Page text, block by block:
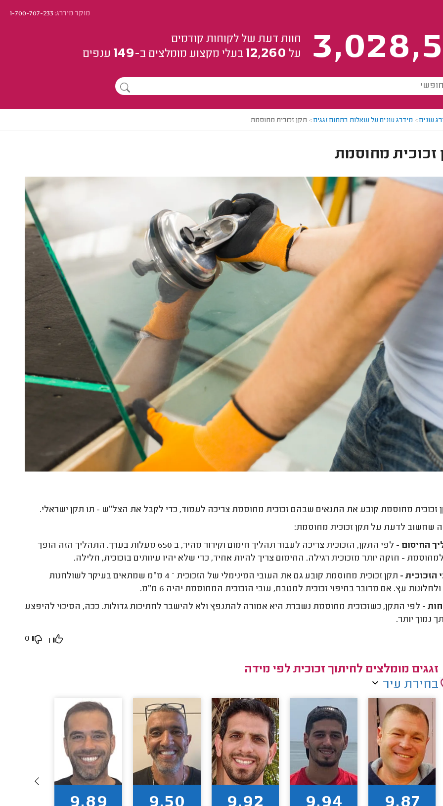
מוקד מידרג:1-700-707-233
חוות דעת של לקוחות קודמים
על 12,260 בעלי מקצוע מומלצים ב-149 ענפים
עונים> מידרג עונים על שאלות בתחום זגגים> תקן זכוכית מחוסמת
זכוכית מחוסמת
זכוכית מחוסמת קובע את התנאים שבהם זכוכית מחוסמת צריכה לעמוד, כדי לקבל את הצל״ש - תו תקן ישראלי.
שחשוב לדעת על תקן זכוכית מחוסמת:
החיסום -
לפי התקן, הזכוכית צריכה לעבור תהליך חימום וקירור מהיר, ב 650 מעלות בערך. התהליך הזה הופך
- חזקה יותר מזכוכית רגילה. החימום צריך להיות אחיד, כדי שלא יהיו עיוותים בזכוכית, חלילה.
הזכוכית -
תקן זכוכית מחוסמת קובע גם את העובי המינימלי של הזכוכית – 4 מ״מ שמתאים בעיקר לשולחנות
ולחלונות עץ. אם מדובר בחיפוי זכוכית למטבח, עובי הזכוכית המחוסמת יהיה 6 מ״מ.
- לפי התקן, כשזכוכית מחוסמת נשברת היא אמורה להתנפץ ולא להישבר לחתיכות גדולות. ככה, הסיכוי להיפצע
נמוך יותר.
1
0
זגגים מומלצים לחיתוך זכוכית לפי מידה
בחירת עיר